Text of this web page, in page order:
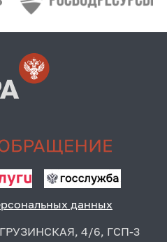
данных
4/6, ГСП-3